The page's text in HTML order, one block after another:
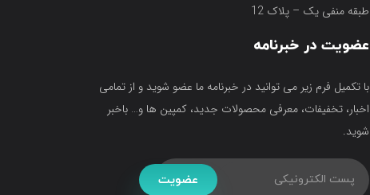
طبقه منفی یک – پلاک 12
عضویت در خبرنامه
با تکمیل فرم زیر می توانید در خبرنامه ما عضو شوید و از تمامی
اخبار، تخفیفات، معرفی محصولات جدید، کمپین ها و… باخبر
شوید.
عضویت